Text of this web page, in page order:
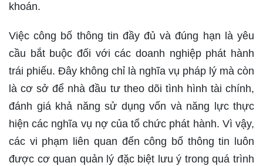
khoán.
Việc công bố thông tin đầy đủ và đúng hạn là yêu
cầu bắt buộc đối với các doanh nghiệp phát hành
trái phiếu. Đây không chỉ là nghĩa vụ pháp lý mà còn
là cơ sở để nhà đầu tư theo dõi tình hình tài chính,
đánh giá khả năng sử dụng vốn và năng lực thực
hiện các nghĩa vụ nợ của tổ chức phát hành. Vì vậy,
các vi phạm liên quan đến công bố thông tin luôn
được cơ quan quản lý đặc biệt lưu ý trong quá trình